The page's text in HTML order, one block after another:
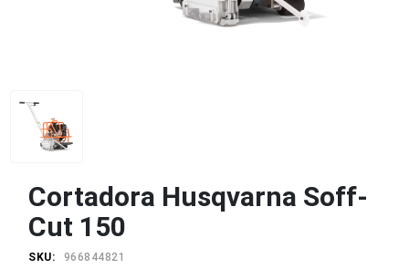
Cortadora Husqvarna Soff-
Cut 150
SKU: 966844821